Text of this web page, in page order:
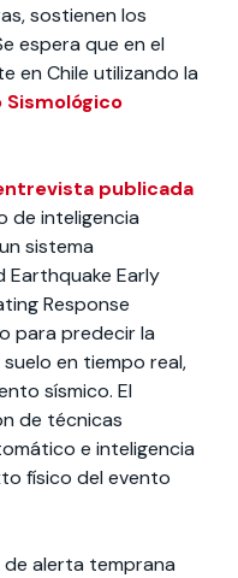
sostienen los
espera que en el
en Chile utilizando la
Sismológico
publicada
de inteligencia
sistema
Earthquake Early
Response
para predecir la
en tiempo real,
sísmico. El
de técnicas
e inteligencia
físico del evento
de alerta temprana